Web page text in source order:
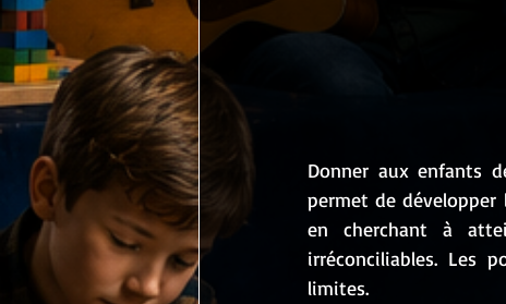
Donner aux enfants
permet de
en cherchant à
irréconciliables. Les
limites.